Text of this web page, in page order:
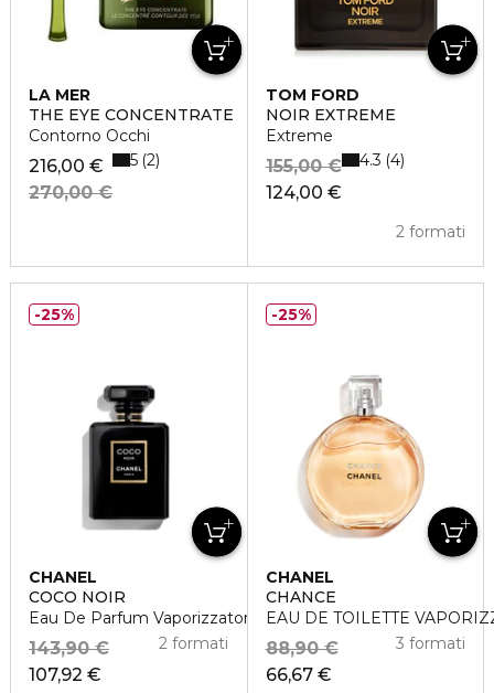
LA MER
THE EYE CONCENTRATE
Contorno Occhi
216,00 €
270,00 €
5 2
TOM FORD
NOIR EXTREME
Extreme
124,00 €
155,00 €
2 formati
4.3 4
CHANEL
COCO NOIR
Eau De Parfum Vaporizzatore
107,92 €
143,90 € 2 formati
25%
CHANEL
CHANCE
EAU DE TOILETTE
66,67 €
88,90 € 3 formati
25%